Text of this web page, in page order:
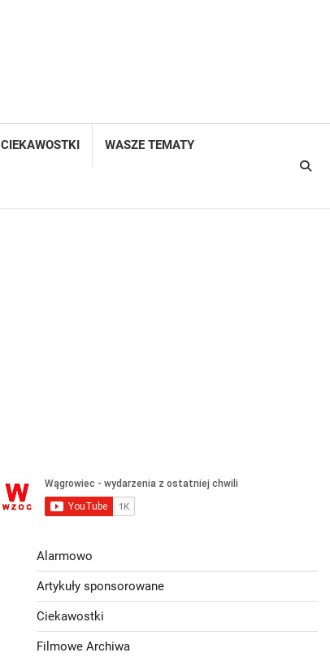
CIEKAWOSTKI WASZE TEMATY
Alarmowo
Artykuły sponsorowane
Ciekawostki
Filmowe Archiwa